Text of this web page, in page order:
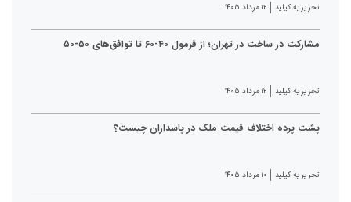
تحریریه کیلید ۱۲ مرداد ۱۴۰۵
مشارکت در ساخت در تهران؛ از فرمول ۴۰-۶۰ تا توافق‌های ۵۰-۵۰
تحریریه کیلید ۱۲ مرداد ۱۴۰۵
پشت پرده اختلاف قیمت ملک در پاسداران چیست؟
تحریریه کیلید ۱۰ مرداد ۱۴۰۵